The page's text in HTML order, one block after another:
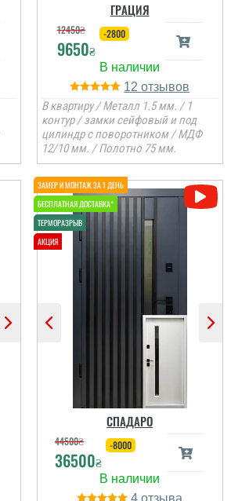
Віктор
Сервіс на рівні,
прибрали. Загалом
непогано
читати всі відгуки
ГРАЦИЯ
12450₴
9650₴
-2800
12
В квартиру / Металл 1.5 мм. / 1
контур / замки сейфовый и под
цилиндр с поворотником / МДФ
12/10 мм. / Полотно 75 мм.
СПАДАРО
44500₴
36500₴
-8000
4